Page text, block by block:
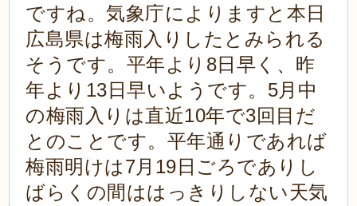
ですね。気象庁によりますと本日
広島県は梅雨入りしたとみられる
そうです。平年より8日早く、昨
年より13日早いようです。5月中
の梅雨入りは直近10年で3回目だ
とのことです。平年通りであれば
梅雨明けは7月19日ごろでありし
ばらくの間ははっきりしない天気